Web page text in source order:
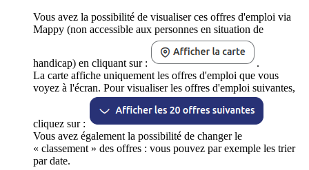
Vous avez la possibilité de visualiser ces offres d'emploi via
Mappy (non accessible aux personnes en situation de
handicap) en cliquant sur :
.
La carte affiche uniquement les offres d'emploi que vous
voyez à l'écran. Pour visualiser les offres d'emploi suivantes,
cliquez sur :
Vous avez également la possibilité de changer le
« classement » des offres : vous pouvez par exemple les trier
par date.